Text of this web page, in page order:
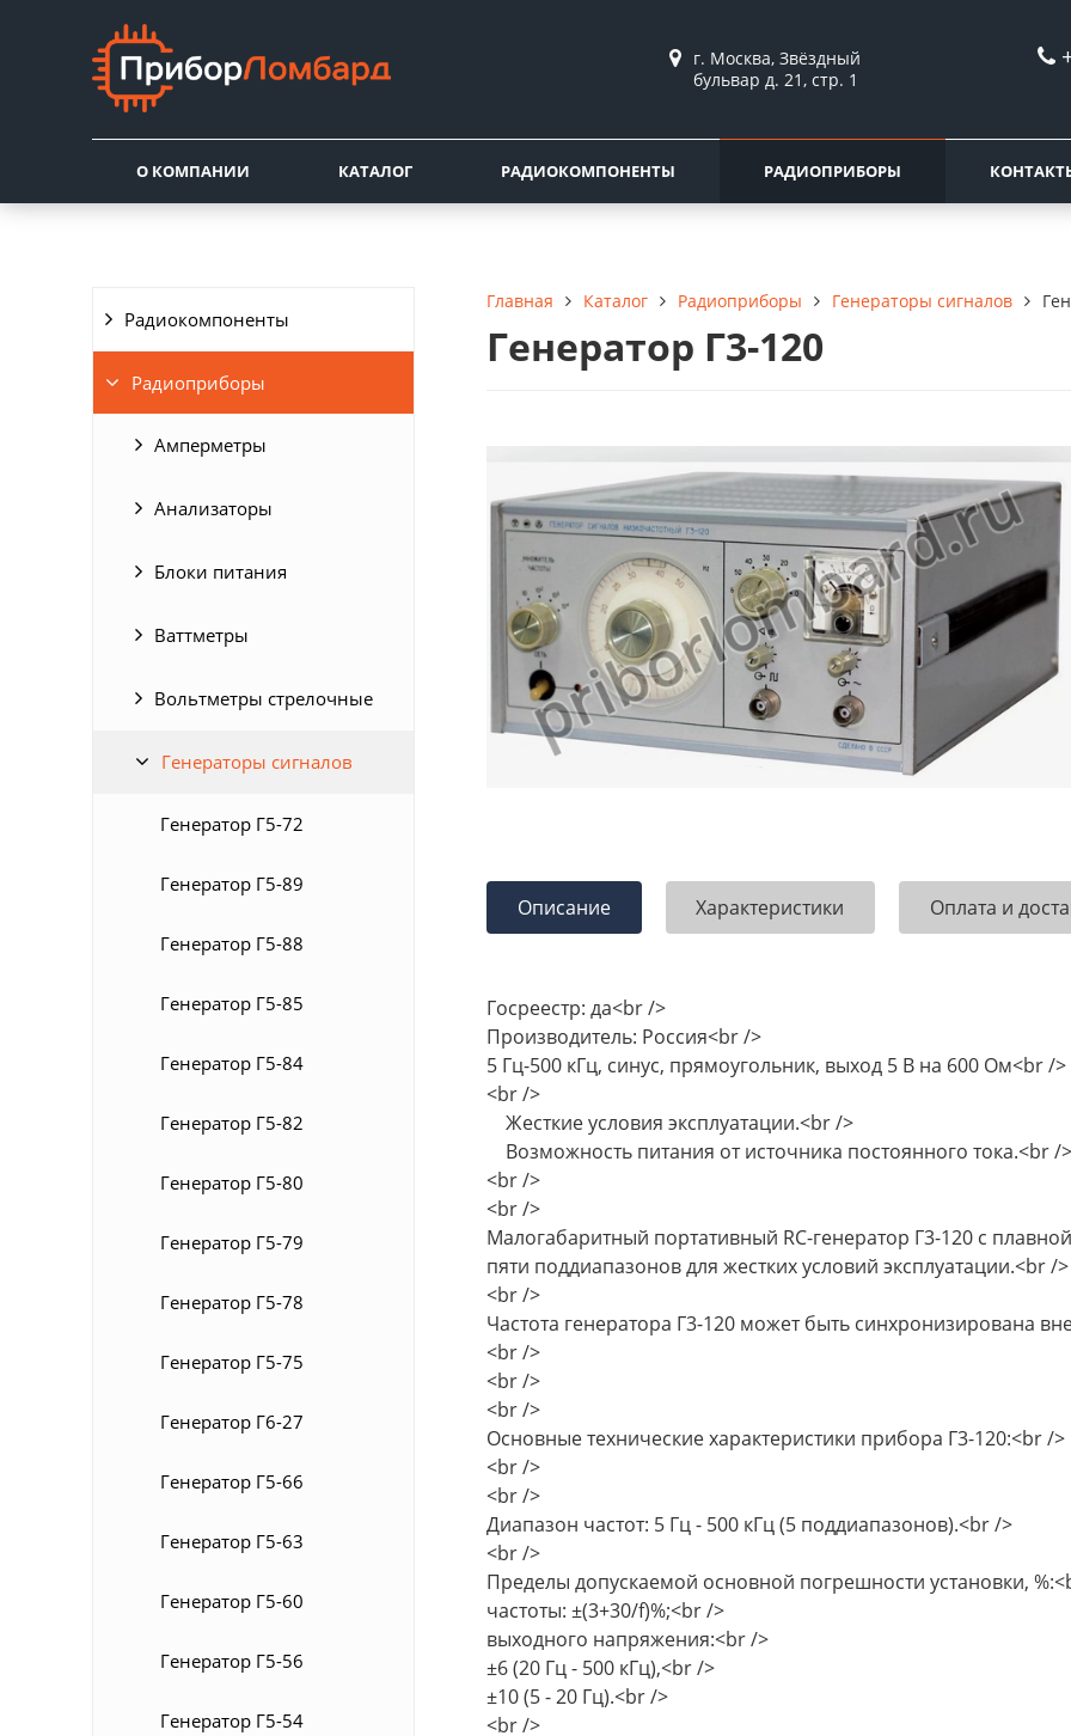
г. Москва, Звёздный
бульвар д. 21, стр. 1
О КОМПАНИИ КАТАЛОГ РАДИОКОМПОНЕНТЫ РАДИОПРИБОРЫ
Радиокомпоненты
Радиоприборы
Амперметры
Анализаторы
Блоки питания
Ваттметры
Вольтметры стрелочные
Генераторы сигналов
Генератор Г5-72
Генератор Г5-89
Генератор Г5-88
Генератор Г5-85
Генератор Г5-84
Генератор Г5-82
Генератор Г5-80
Генератор Г5-79
Генератор Г5-78
Генератор Г5-75
Генератор Г6-27
Генератор Г5-66
Генератор Г5-63
Генератор Г5-60
Генератор Г5-56
Генератор Г5-54
Главная Каталог Радиоприборы Генераторы сигналов
Генератор Г3-120
Описание Характеристики Оплата и
Госреестр: да<br />
Производитель: Россия<br />
5 Гц-500 кГц, синус, прямоугольник, выход 5 В на 600 Ом<br />
<br />
Жесткие условия эксплуатации.<br />
Возможность питания от источника постоянного тока.<br />
<br />
<br />
Малогабаритный портативный RС-генератор Г3-120 с
пяти поддиапазонов для жестких условий эксплуатации.<br />
<br />
Частота генератора Г3-120 может быть синхронизирована
<br />
<br />
<br />
Основные технические характеристики прибора Г3-120:<br />
<br />
<br />
Диапазон частот: 5 Гц - 500 кГц (5 поддиапазонов).<br />
<br />
Пределы допускаемой основной погрешности установки,
частоты: ±(3+30/f)%;<br />
выходного напряжения:<br />
±6 (20 Гц - 500 кГц),<br />
±10 (5 - 20 Гц).<br />
<br />